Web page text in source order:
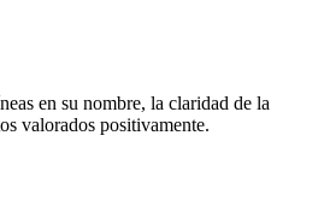
en su nombre, la claridad de la
valorados positivamente.